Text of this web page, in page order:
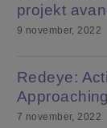
projekt
9 november, 2022
Redeye:
7 november, 2022